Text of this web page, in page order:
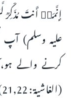
إِنَّمَاۤ أَنتَ مُذَكِّرࣱ
عليه وسلم)
کرنے والے
(الغاشية : 21,22)